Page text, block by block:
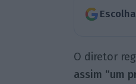
O diretor
assim “um